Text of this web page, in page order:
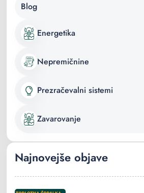
Blog
Energetika
Nepremičnine
Prezračevalni sistemi
Zavarovanje
Najnovejše objave